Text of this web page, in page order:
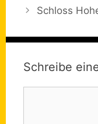
Schloss
Schreibe